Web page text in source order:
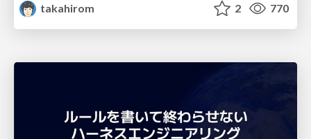
takahirom
2 770